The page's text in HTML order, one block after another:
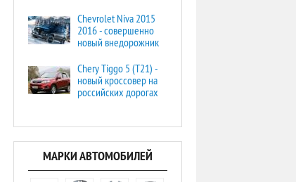
Chevrolet Niva 2015
2016 - совершенно
новый внедорожник
Chery Tiggo 5 (T21) -
новый кроссовер на
российских дорогах
МАРКИ АВТОМОБИЛЕЙ